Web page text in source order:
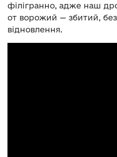
філігранно, адже наш
от ворожий — збитий,
відновлення.